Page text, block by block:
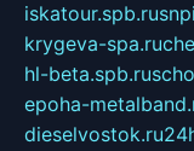
iskatour.spb.ru
krygeva-spa.ru
hl-beta.spb.ru
epoha-
dieselvostok.ru